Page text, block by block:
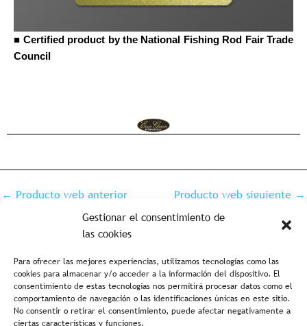
Gestionar el consentimiento de
las cookies
Para ofrecer las mejores experiencias, utilizamos tecnologías como las
cookies para almacenar y/o acceder a la información del dispositivo. El
consentimiento de estas tecnologías nos permitirá procesar datos como el
comportamiento de navegación o las identificaciones únicas en este sitio.
No consentir o retirar el consentimiento, puede afectar negativamente a
ciertas características y funciones.
■ Certified product by the National Fishing Rod Fair Trade
Council
← Producto web anterior Producto web siguiente →